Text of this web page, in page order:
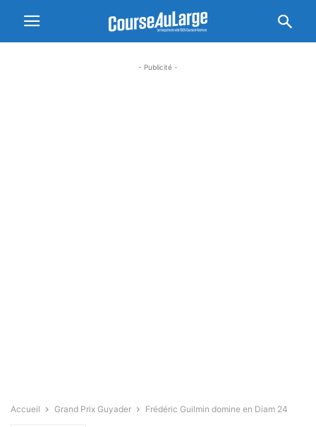
- Publicité -
Accueil Grand Prix Guyader Frédéric Guilmin domine en Diam 24